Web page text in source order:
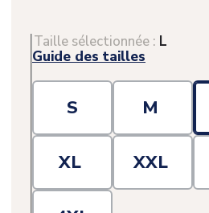
Taille sélectionnée : L
Guide des tailles
S M
XL XXL